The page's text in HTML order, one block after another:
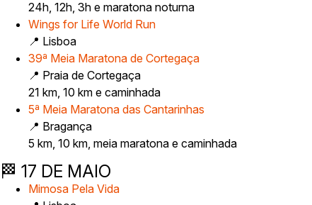
24h, 12h, 3h e maratona noturna
Wings for Life World Run
📍 Lisboa
39ª Meia Maratona de Cortegaça
📍 Praia de Cortegaça
21 km, 10 km e caminhada
5ª Meia Maratona das Cantarinhas
📍 Bragança
5 km, 10 km, meia maratona e caminhada
🏁 17 DE MAIO
Mimosa Pela Vida